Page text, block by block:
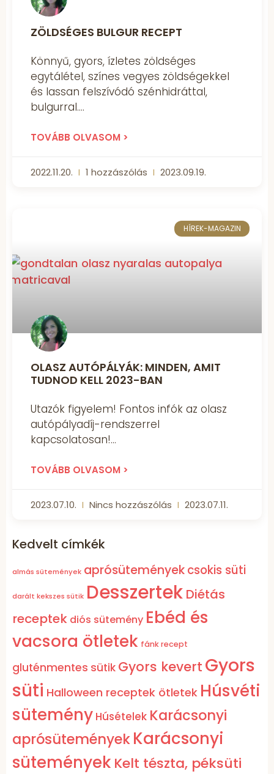
ZÖLDSÉGES BULGUR RECEPT
Könnyű, gyors, ízletes zöldséges
egytálétel, színes vegyes zöldségekkel
és lassan felszívódó szénhidráttal,
bulgurral.
TOVÁBB OLVASOM >
2022.11.20. 1 hozzászólás 2023.09.19.
HÍREK-MAGAZIN
OLASZ AUTÓPÁLYÁK: MINDEN, AMIT
TUDNOD KELL 2023-BAN
Utazók figyelem! Fontos infók az olasz
autópályadíj-rendszerrel
kapcsolatosan!
TOVÁBB OLVASOM >
2023.07.10. Nincs hozzászólás 2023.07.11.
Kedvelt címkék
almás sütemények aprósüteményekcsokis süti
darált kekszes sütik Desszertek Diétás
receptek diós sütemény Ebéd és
vacsora ötletek fánk recept
gluténmentes sütik Gyors kevert Gyors
süti Halloween receptek ötletek Húsvéti
sütemény Húsételek Karácsonyi
aprósüteményekKarácsonyi
sütemények Kelt tészta, péksüti